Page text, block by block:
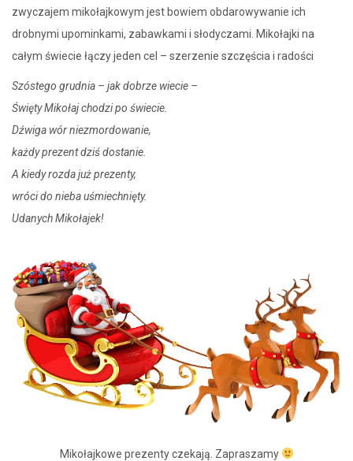
zwyczajem mikołajkowym jest bowiem obdarowywanie ich
drobnymi upominkami, zabawkami i słodyczami. Mikołajki na
całym świecie łączy jeden cel – szerzenie szczęścia i radości
Szóstego grudnia – jak dobrze wiecie –
Święty Mikołaj chodzi po świecie.
Dźwiga wór niezmordowanie,
każdy prezent dziś dostanie.
A kiedy rozda już prezenty,
wróci do nieba uśmiechnięty.
Udanych Mikołajek!
Mikołajkowe prezenty czekają. Zapraszamy